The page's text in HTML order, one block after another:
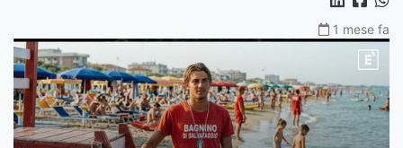
1 mese fa